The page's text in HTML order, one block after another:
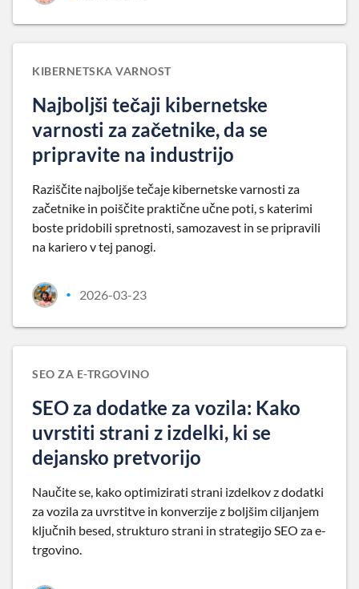
KIBERNETSKA VARNOST
Najboljši tečaji kibernetske
varnosti za začetnike, da se
pripravite na industrijo
Raziščite najboljše tečaje kibernetske varnosti za
začetnike in poiščite praktične učne poti, s katerimi
boste pridobili spretnosti, samozavest in se pripravili
na kariero v tej panogi.
• 2026-03-23
SEO ZA E-TRGOVINO
SEO za dodatke za vozila: Kako
uvrstiti strani z izdelki, ki se
dejansko pretvorijo
Naučite se, kako optimizirati strani izdelkov z dodatki
za vozila za uvrstitve in konverzije z boljšim ciljanjem
ključnih besed, strukturo strani in strategijo SEO za e-
trgovino.